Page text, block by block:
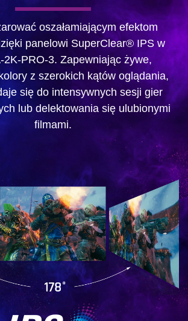
oszałamiającym efektom
panelowi SuperClear® IPS w
2K-PRO-3. Zapewniając żywe,
z szerokich kątów oglądania,
się do intensywnych sesji gier
lub delektowania się ulubionymi
filmami.